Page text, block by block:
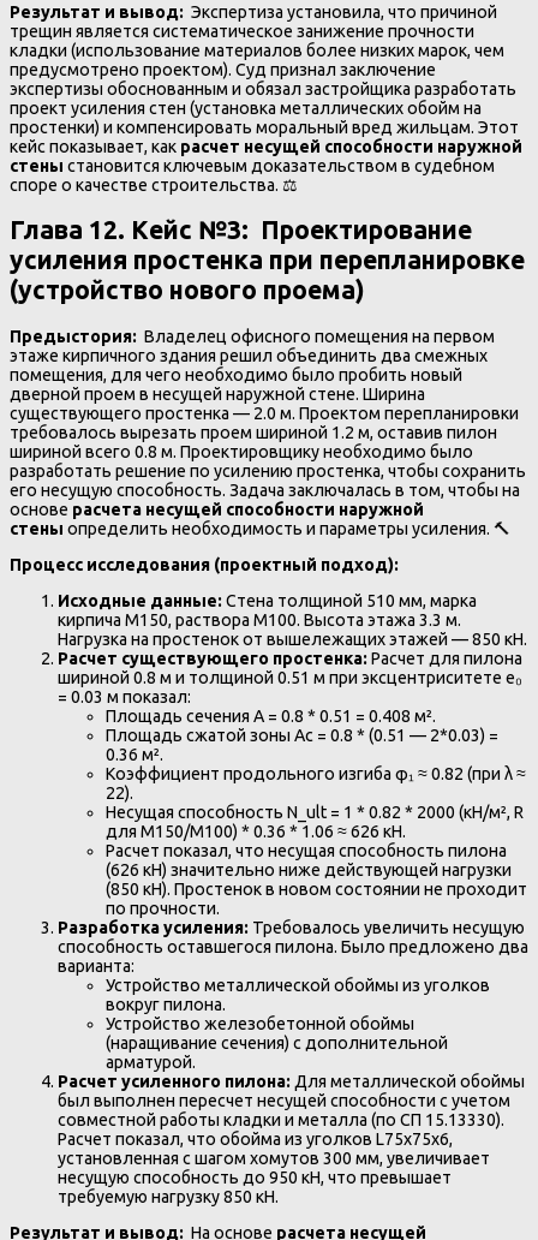
Результат и вывод: Экспертиза установила, что причиной
трещин является систематическое занижение прочности
кладки (использование материалов более низких марок, чем
предусмотрено проектом). Суд признал заключение
экспертизы обоснованным и обязал застройщика разработать
проект усиления стен (установка металлических обойм на
простенки) и компенсировать моральный вред жильцам. Этот
кейс показывает, как расчет несущей способности наружной
стены становится ключевым доказательством в судебном
споре о качестве строительства. ⚖️
Глава 12. Кейс №3: Проектирование
усиления простенка при перепланировке
(устройство нового проема)
Предыстория: Владелец офисного помещения на первом
этаже кирпичного здания решил объединить два смежных
помещения, для чего необходимо было пробить новый
дверной проем в несущей наружной стене. Ширина
существующего простенка — 2.0 м. Проектом перепланировки
требовалось вырезать проем шириной 1.2 м, оставив пилон
шириной всего 0.8 м. Проектировщику необходимо было
разработать решение по усилению простенка, чтобы сохранить
его несущую способность. Задача заключалась в том, чтобы на
основе расчета несущей способности наружной
стены определить необходимость и параметры усиления. 🔨
Процесс исследования (проектный подход):
Исходные данные:Стена толщиной 510 мм, марка
кирпича М150, раствора М100. Высота этажа 3.3 м.
Нагрузка на простенок от вышележащих этажей — 850 кН.
Расчет существующего простенка:Расчет для пилона
шириной 0.8 м и толщиной 0.51 м при эксцентриситете e₀
= 0.03 м показал:
Площадь сечения A = 0.8 * 0.51 = 0.408 м².
Площадь сжатой зоны Ac = 0.8 * (0.51 — 2*0.03) =
0.36 м².
Коэффициент продольного изгиба φ₁ ≈ 0.82 (при λ ≈
22).
Несущая способность N_ult = 1 * 0.82 * 2000 (кН/м², R
для М150/М100) * 0.36 * 1.06 ≈ 626 кН.
Расчет показал, что несущая способность пилона
(626 кН) значительно ниже действующей нагрузки
(850 кН). Простенок в новом состоянии не проходит
по прочности.
Разработка усиления: Требовалось увеличить несущую
способность оставшегося пилона. Было предложено два
варианта:
Устройство металлической обоймы из уголков
вокруг пилона.
Устройство железобетонной обоймы
(наращивание сечения) с дополнительной
арматурой.
Расчет усиленного пилона: Для металлической обоймы
был выполнен пересчет несущей способности с учетом
совместной работы кладки и металла (по СП 15.13330).
Расчет показал, что обойма из уголков L75x75x6,
установленная с шагом хомутов 300 мм, увеличивает
несущую способность до 950 кН, что превышает
требуемую нагрузку 850 кН.
Результат и вывод: На основе расчета несущей